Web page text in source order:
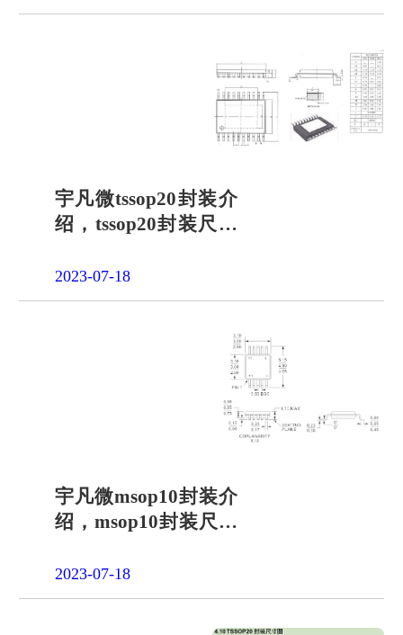
宇凡微tssop20封装介
绍，tssop20封装尺寸
2023-07-18
宇凡微msop10封装介
绍，msop10封装尺寸
2023-07-18